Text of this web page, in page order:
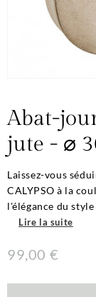
Abat-
jute - ⌀
Laissez-vous
CALYPSO à la
l'élégance du
Lire la suite
99,00 €